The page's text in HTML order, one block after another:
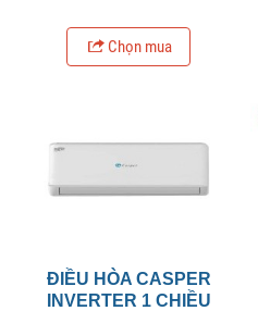
Chọn mua
ĐIỀU HÒA CASPER
INVERTER 1 CHIỀU